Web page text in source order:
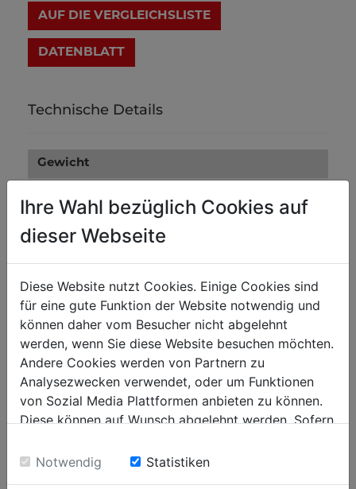
AUF DIE VERGLEICHSLISTE
DATENBLATT
Technische Details
Gewicht
Verpackungsbreite in mm 0
Verpackungslänge in mm
Verpackungshöhe in mm 0
Ihre Wahl bezüglich Cookies auf
dieser Webseite
Diese Website nutzt Cookies. Einige Cookies sind
für eine gute Funktion der Website notwendig und
können daher vom Besucher nicht abgelehnt
werden, wenn Sie diese Website besuchen möchten.
Andere Cookies werden von Partnern zu
Analysezwecken verwendet, oder um Funktionen
von Sozial Media Plattformen anbieten zu können.
Diese können auf Wunsch abgelehnt werden. Sofern
Einwilligung zu unseren Cookies.
Notwendig Statistiken